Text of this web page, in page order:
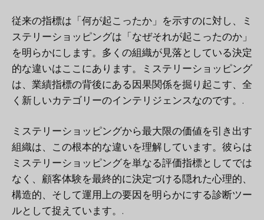
従来の指標は「何が起こったか」を示すのに対し、ミ
ステリーショッピングは「なぜそれが起こったのか」
を明らかにします。多くの組織が見落としている決定
的な違いはここにあります。ミステリーショッピング
は、業績指標の背後にある因果関係を掘り起こす、全
く新しいカテゴリーのインテリジェンスなのです。.
ミステリーショッピングから最大限の価値を引き出す
組織は、この根本的な違いを理解しています。彼らは
ミステリーショッピングを単なる評価指標としてでは
なく、顧客体験を最終的に決定づける隠れた心理的、
構造的、そして運用上の要因を明らかにする診断ツー
ルとして捉えています。.